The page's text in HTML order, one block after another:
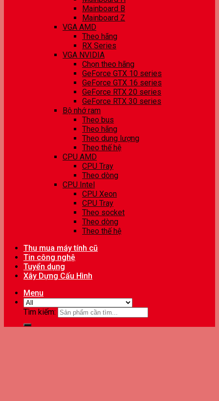
Mainboard B
Mainboard Z
VGA AMD
Theo hãng
RX Series
VGA NVIDIA
Chọn theo hãng
GeForce GTX 10 series
GeForce GTX 16 series
GeForce RTX 20 series
GeForce RTX 30 series
Bộ nhớ ram
Theo bus
Theo hãng
Theo dung lượng
Theo thế hệ
CPU AMD
CPU Tray
Theo dòng
CPU Intel
CPU Xeon
CPU Tray
Theo socket
Theo dòng
Theo thế hệ
Thu mua máy tính cũ
Tin công nghệ
Tuyển dụng
Xây Dựng Cấu Hình
Menu
Tìm kiếm: